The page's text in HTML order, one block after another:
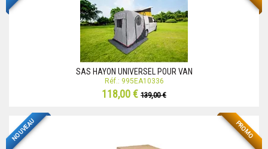
SAS HAYON UNIVERSEL POUR VAN
Réf.: 995EA10336
118,00 € 139,00 €
PROMO
NOUVEAU